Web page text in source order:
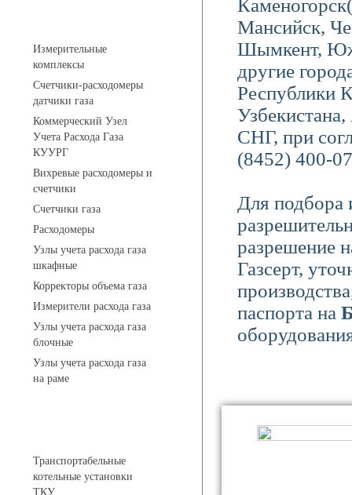
Измерительные
комплексы
Счетчики-расходомеры
датчики газа
Коммерческий Узел
Учета Расхода Газа
КУУРГ
Вихревые расходомеры и
счетчики
Счетчики газа
Расходомеры
Узлы учета расхода газа
шкафные
Корректоры объема газа
Измерители расхода газа
Узлы учета расхода газа
блочные
Узлы учета расхода газа
на раме
Транспортабельные
котельные установки
ТКУ
Мансийск,
Шымкент,
другие
Республики
СНГ, при
(8452) 400-
Для подбора
разрешение
Газсерт,
паспорта на